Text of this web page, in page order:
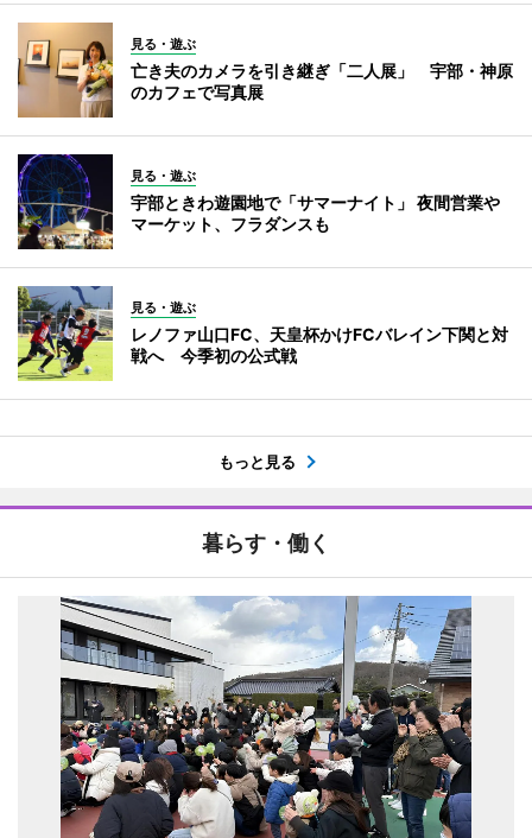
見る・遊ぶ
亡き夫のカメラを引き継ぎ「二人展」 宇部・神原
のカフェで写真展
見る・遊ぶ
宇部ときわ遊園地で「サマーナイト」 夜間営業や
マーケット、フラダンスも
見る・遊ぶ
レノファ山口FC、天皇杯かけFCバレイン下関と対
戦へ 今季初の公式戦
もっと見る
暮らす・働く